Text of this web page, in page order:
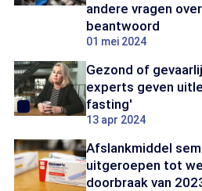
andere vragen
beantwoord
01 mei 2024
Gezond of
experts geven
fasting'
13 apr 2024
Afslankmiddel
uitgeroepen tot
doorbraak van